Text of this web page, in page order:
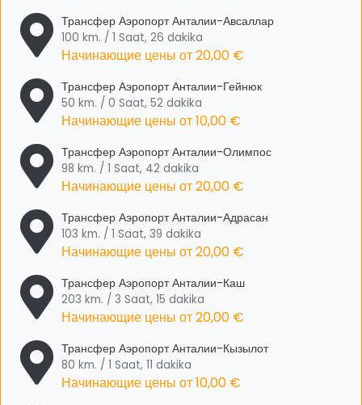
Трансфер Аэропорт Анталии-Авсаллар
100 km. / 1 Saat, 26 dakika
Начинающие цены от20,00 €
Трансфер Аэропорт Анталии-Гейнюк
50 km. / 0 Saat, 52 dakika
Начинающие цены от10,00 €
Трансфер Аэропорт Анталии-Олимпос
98 km. / 1 Saat, 42 dakika
Начинающие цены от20,00 €
Трансфер Аэропорт Анталии-Адрасан
103 km. / 1 Saat, 39 dakika
Начинающие цены от20,00 €
Трансфер Аэропорт Анталии-Каш
203 km. / 3 Saat, 15 dakika
Начинающие цены от20,00 €
Трансфер Аэропорт Анталии-Кызылот
80 km. / 1 Saat, 11 dakika
Начинающие цены от10,00 €